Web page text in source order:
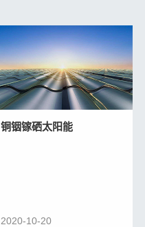
铜铟镓硒太阳能
2020-10-20